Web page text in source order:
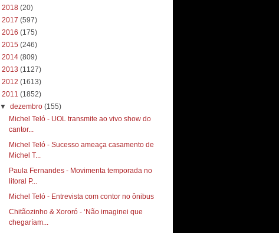
2018 (20)
2017 (597)
2016 (175)
2015 (246)
2014 (809)
2013 (1127)
2012 (1613)
2011 (1852)
▼dezembro(155)
Michel Teló - UOL transmite ao vivo show do
cantor...
Michel Teló - Sucesso ameaça casamento de
Michel T...
Paula Fernandes - Movimenta temporada no
litoral P...
Michel Teló - Entrevista com contor no ônibus
Chitãozinho & Xororó - ‘Não imaginei que
chegaríam...